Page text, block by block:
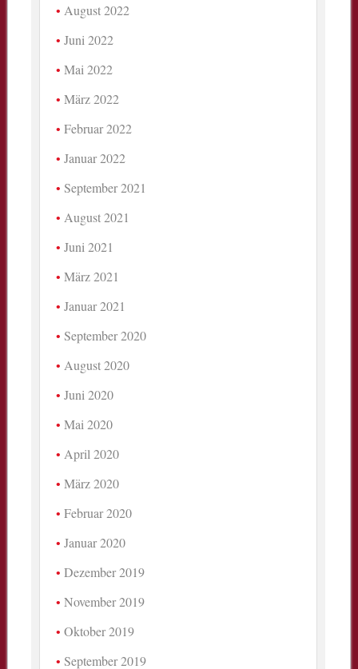
August 2022
Juni 2022
Mai 2022
März 2022
Februar 2022
Januar 2022
September 2021
August 2021
Juni 2021
März 2021
Januar 2021
September 2020
August 2020
Juni 2020
Mai 2020
April 2020
März 2020
Februar 2020
Januar 2020
Dezember 2019
November 2019
Oktober 2019
September 2019